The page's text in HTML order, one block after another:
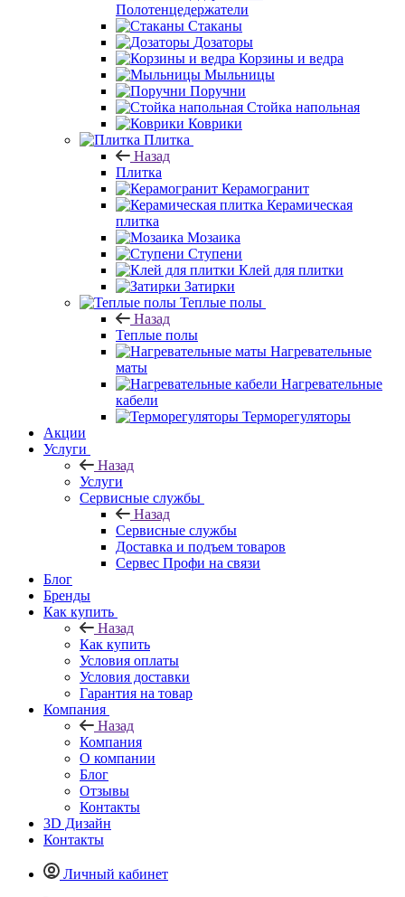
Полотенцедержатели
Стаканы
Дозаторы
Корзины и ведра
Мыльницы
Поручни
Стойка напольная
Коврики
Плитка
Назад
Плитка
Керамогранит
Керамическая
плитка
Мозаика
Ступени
Клей для плитки
Затирки
Теплые полы
Назад
Теплые полы
Нагревательные
маты
Нагревательные
кабели
Терморегуляторы
Акции
Услуги
Назад
Услуги
Сервисные службы
Назад
Сервисные службы
Доставка и подъем товаров
Сервес Профи на связи
Блог
Бренды
Как купить
Назад
Как купить
Условия оплаты
Условия доставки
Гарантия на товар
Компания
Назад
Компания
О компании
Блог
Отзывы
Контакты
3D Дизайн
Контакты
Личный кабинет